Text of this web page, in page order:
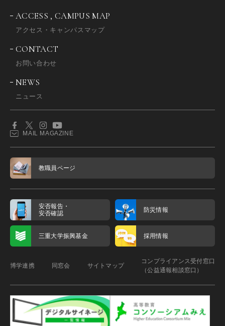
ACCESS , CAMPUS MAP
アクセス・キャンパスマップ
CONTACT
お問い合わせ
NEWS
ニュース
MAIL MAGAZINE
教職員ページ
安否報告・
安否確認
防災情報
三重大学振興基金 採用情報
博学連携 同窓会 サイトマップ
コンプライアンス受付窓口
（公益通報相談窓口）